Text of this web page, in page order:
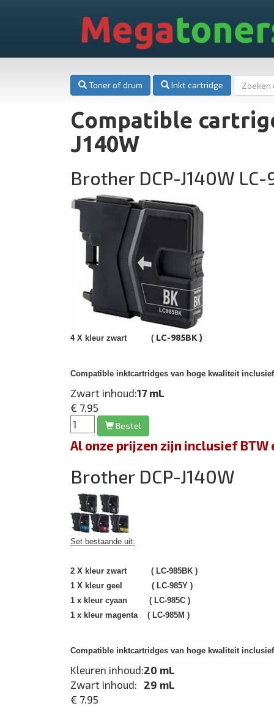
Mega
Toner of drum Inkt cartridge
Compatible
J140W
Brother DCP-J140W LC-
4 X kleur zwart ( LC-985BK )
Compatible inktcartridges van hoge kwaliteit
Zwart inhoud:17 mL
€ 7.95
Bestel
Al onze prijzen zijn inclusief
Brother DCP-J140W
Set bestaande uit:
2 X kleur zwart ( LC-985BK )
1 X kleur geel ( LC-985Y )
1 x kleur cyaan ( LC-985C )
1 x kleur magenta ( LC-985M )
Compatible inktcartridges van hoge kwaliteit
Kleuren inhoud:20 mL
Zwart inhoud:
29 mL
€ 7.95